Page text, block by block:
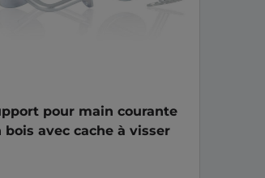
pour main courante
bois avec cache à visser